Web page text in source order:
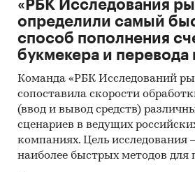
«РБК Исследования
определили самый
способ пополнения
букмекера и
Команда «РБК Исследований
сопоставила скорости
(ввод и вывод средств)
сценариев в ведущих
компаниях. Цель исследования
наиболее быстрых методов для